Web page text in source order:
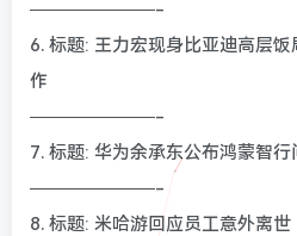
———————-
6. 标题: 王力宏现身比亚迪高层
作
———————-
7. 标题: 华为余承东公布鸿蒙智
———————-
8. 标题: 米哈游回应员工意外离世